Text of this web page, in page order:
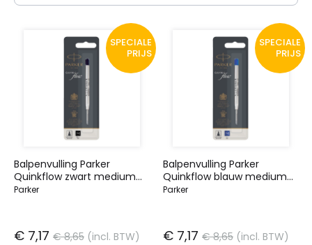
SPECIALE
PRIJS
Balpenvulling Parker
Quinkflow zwart medium
bliste
Parker
€ 7,17 € 8,65 (incl. BTW)
SPECIALE
PRIJS
Balpenvulling Parker
Quinkflow blauw medium
bliste
Parker
€ 7,17 € 8,65 (incl. BTW)